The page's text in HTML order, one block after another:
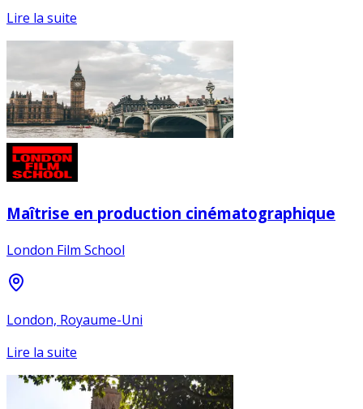
Lire la suite
Maîtrise en production cinématographique
London Film School
London, Royaume-Uni
Lire la suite